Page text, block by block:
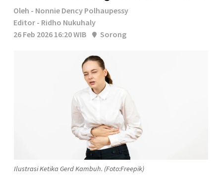
Oleh - Nonnie Dency Polhaupessy
Editor - Ridho Nukuhaly
26 Feb 2026 16:20 WIB
Sorong
Ilustrasi Ketika Gerd Kambuh. (Foto:Freepik)